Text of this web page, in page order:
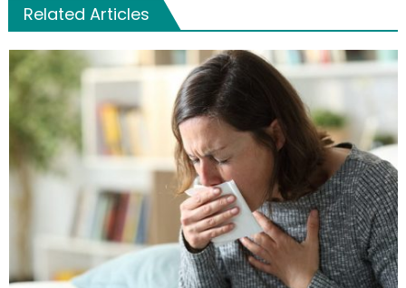
Related Articles